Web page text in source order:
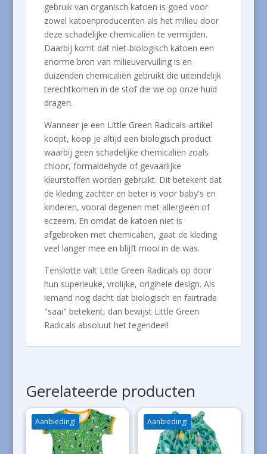
gebruik van organisch katoen is goed voor
zowel katoenproducenten als het milieu door
deze schadelijke chemicaliën te vermijden.
Daarbij komt dat niet-biologisch katoen een
enorme bron van milieuvervuiling is en
duizenden chemicaliën gebruikt die uiteindelijk
terechtkomen in de stof die we op onze huid
dragen.
Wanneer je een Little Green Radicals-artikel
koopt, koop je altijd een biologisch product
waarbij geen schadelijke chemicaliën zoals
chloor, formaldehyde of gevaarlijke
kleurstoffen worden gebruikt. Dit betekent dat
de kleding zachter en beter is voor baby's en
kinderen, vooral degenen met allergieën of
eczeem. En omdat de katoen niet is
afgebroken met chemicaliën, gaat de kleding
veel langer mee en blijft mooi in de was.
Tenslotte valt Little Green Radicals op door
hun superleuke, vrolijke, originele design. Als
iemand nog dacht dat biologisch en fairtrade
"saai" betekent, dan bewijst Little Green
Radicals absoluut het tegendeel!
Gerelateerde producten
Aanbieding! Aanbieding!